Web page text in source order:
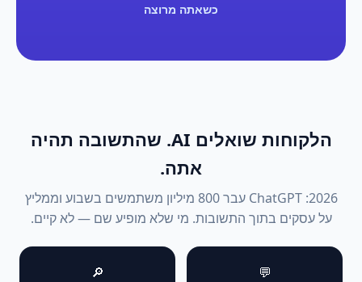
כשאתה מרוצה
הלקוחות שואלים AI. שהתשובה תהיה
אתה.
2026: ChatGPT עבר 800 מיליון משתמשים בשבוע וממליץ
על עסקים בתוך התשובות. מי שלא מופיע שם — לא קיים.
💬
🔎